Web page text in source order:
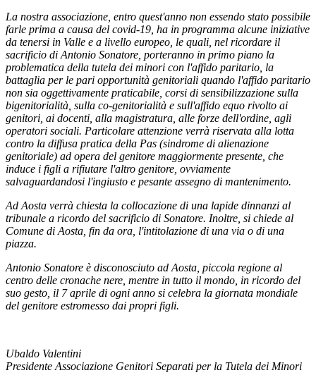
La nostra associazione, entro quest'anno non essendo stato possibile
farle prima a causa del covid-19, ha in programma alcune iniziative
da tenersi in Valle e a livello europeo, le quali, nel ricordare il
sacrificio di Antonio Sonatore, porteranno in primo piano la
problematica della tutela dei minori con l'affido paritario, la
battaglia per le pari opportunità genitoriali quando l'affido paritario
non sia oggettivamente praticabile, corsi di sensibilizzazione sulla
bigenitorialità, sulla co-genitorialità e sull'affido equo rivolto ai
genitori, ai docenti, alla magistratura, alle forze dell'ordine, agli
operatori sociali. Particolare attenzione verrà riservata alla lotta
contro la diffusa pratica della Pas (sindrome di alienazione
genitoriale) ad opera del genitore maggiormente presente, che
induce i figli a rifiutare l'altro genitore, ovviamente
salvaguardandosi l'ingiusto e pesante assegno di mantenimento.
Ad Aosta verrà chiesta la collocazione di una lapide dinnanzi al
tribunale a ricordo del sacrificio di Sonatore. Inoltre, si chiede al
Comune di Aosta, fin da ora, l'intitolazione di una via o di una
piazza.
Antonio Sonatore è disconosciuto ad Aosta, piccola regione al
centro delle cronache nere, mentre in tutto il mondo, in ricordo del
suo gesto, il 7 aprile di ogni anno si celebra la giornata mondiale
del genitore estromesso dai propri figli.
Ubaldo Valentini
Presidente Associazione Genitori Separati per la Tutela dei Minori